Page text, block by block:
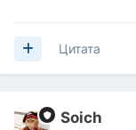
Цитата
Soich